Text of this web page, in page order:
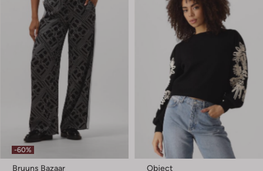
-60%
Bruuns Bazaar
Object